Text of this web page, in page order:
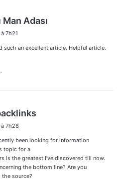
Man Adası
7h21
such an excellent article. Helpful article.
7h28
been looking for information
topic for a
is the greatest I’ve discovered till now.
the bottom line? Are you
the source?